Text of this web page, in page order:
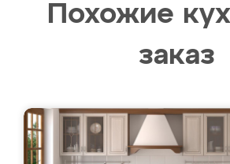
Похожие
заказ